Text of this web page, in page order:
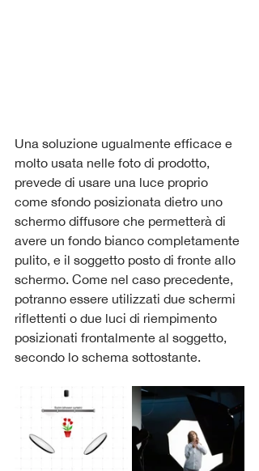
Una soluzione ugualmente efficace e
molto usata nelle foto di prodotto,
prevede di usare una luce proprio
come sfondo posizionata dietro uno
schermo diffusore che permetterà di
avere un fondo bianco completamente
pulito, e il soggetto posto di fronte allo
schermo. Come nel caso precedente,
potranno essere utilizzati due schermi
riflettenti o due luci di riempimento
posizionati frontalmente al soggetto,
secondo lo schema sottostante.